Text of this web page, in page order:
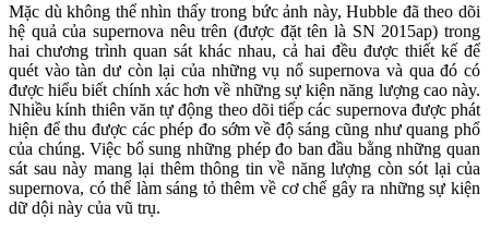
Mặc dù không thể nhìn thấy trong bức ảnh này, Hubble đã theo dõi
hệ quả của supernova nêu trên (được đặt tên là SN 2015ap) trong
hai chương trình quan sát khác nhau, cả hai đều được thiết kế để
quét vào tàn dư còn lại của những vụ nổ supernova và qua đó có
được hiểu biết chính xác hơn về những sự kiện năng lượng cao này.
Nhiều kính thiên văn tự động theo dõi tiếp các supernova được phát
hiện để thu được các phép đo sớm về độ sáng cũng như quang phổ
của chúng. Việc bổ sung những phép đo ban đầu bằng những quan
sát sau này mang lại thêm thông tin về năng lượng còn sót lại của
supernova, có thể làm sáng tỏ thêm về cơ chế gây ra những sự kiện
dữ dội này của vũ trụ.